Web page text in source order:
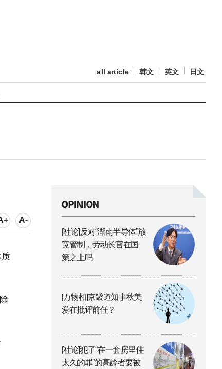
all article 韩文 英文 日文
A-
[社论]反对“湖南半导体”放
宽管制，劳动长官在国
策之上吗
[万物相]京畿道知事秋美
爱在批评前任？
[社论]犯了“在一套房里住
太久的罪”的高龄者要被